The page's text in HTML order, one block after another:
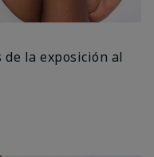
la exposición al